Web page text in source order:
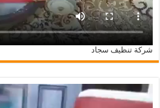
شركة تنظيف سجاد